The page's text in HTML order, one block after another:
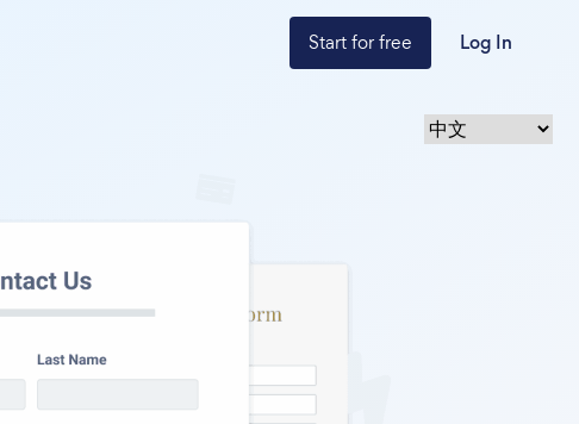
Start for free Log In